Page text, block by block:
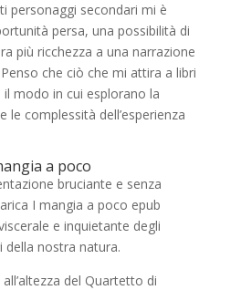
personaggi secondari mi è
persa, una possibilità di
più ricchezza a una narrazione
che ciò che mi attira a libri
modo in cui esplorano la
le complessità dell’esperienza
a poco
bruciante e senza
I mangia a poco epub
e inquietante degli
della nostra natura.
del Quartetto di